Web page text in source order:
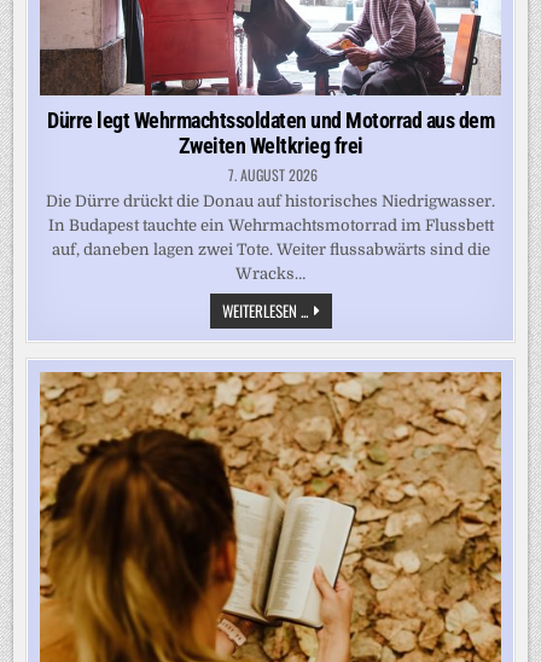
Dürre legt Wehrmachtssoldaten und Motorrad aus dem
Zweiten Weltkrieg frei
7. AUGUST 2026
Die Dürre drückt die Donau auf historisches Niedrigwasser.
In Budapest tauchte ein Wehrmachtsmotorrad im Flussbett
auf, daneben lagen zwei Tote. Weiter flussabwärts sind die
Wracks…
WEITERLESEN ...DÜRRE
LEGT
WEHRMACHTSSOLDATEN
UND
MOTORRAD
AUS
DEM
ZWEITEN
WELTKRIEG
FREI